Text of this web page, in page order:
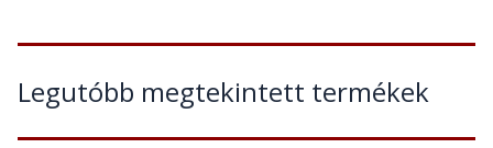
Legutóbb megtekintett termékek